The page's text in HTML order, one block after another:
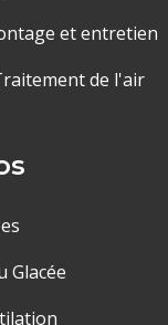
et entretien
de l'air
Glacée